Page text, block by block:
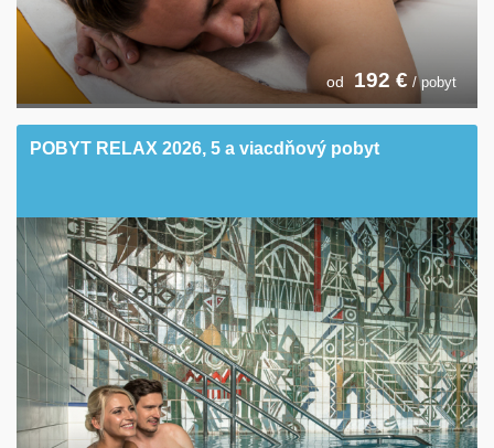
od 192 € / pobyt
POBYT RELAX 2026, 5 a viacdňový pobyt